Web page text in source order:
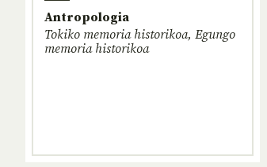
Antropologia
Tokiko memoria historikoa, Egungo
memoria historikoa